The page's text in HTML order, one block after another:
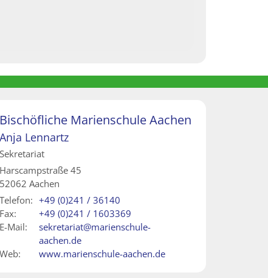
Bischöfliche Marienschule Aachen
Anja Lennartz
Sekretariat
Harscampstraße 45
52062 Aachen
Telefon: +49 (0)241 / 36140
Fax:
+49 (0)241 / 1603369
E-Mail:
sekretariat@marienschule-
aachen.de
Web:
www.marienschule-aachen.de